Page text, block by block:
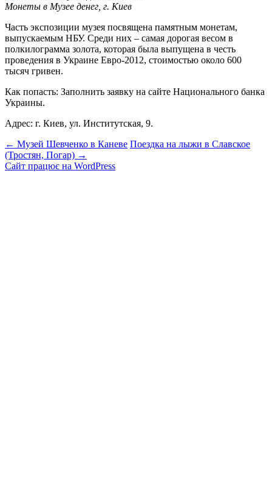
Монеты в Музее денег, г. Киев
Часть экспозиции музея посвящена памятным монетам,
выпускаемым НБУ. Среди них – самая дорогая весом в
полкилограмма золота, которая была выпущена в честь
проведения в Украине Евро-2012, стоимостью около 600
тысяч гривен.
Как попасть: Заполнить заявку на сайте Национального банка
Украины.
Адрес: г. Киев, ул. Институтская, 9.
Навігація
по
← Музей Шевченко в Каневе Поездка на лыжи в Славское
(Тростян, Погар) →
Сайт працює на WordPress